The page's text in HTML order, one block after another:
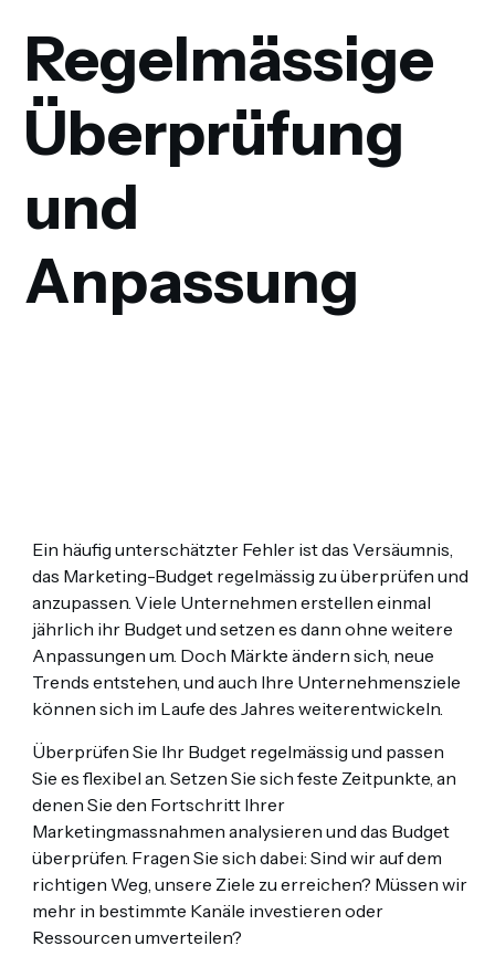
Regelmässige
Überprüfung
und
Anpassung
Ein häufig unterschätzter Fehler ist das Versäumnis,
das Marketing-Budget regelmässig zu überprüfen und
anzupassen. Viele Unternehmen erstellen einmal
jährlich ihr Budget und setzen es dann ohne weitere
Anpassungen um. Doch Märkte ändern sich, neue
Trends entstehen, und auch Ihre Unternehmensziele
können sich im Laufe des Jahres weiterentwickeln.
Überprüfen Sie Ihr Budget regelmässig und passen
Sie es flexibel an. Setzen Sie sich feste Zeitpunkte, an
denen Sie den Fortschritt Ihrer
Marketingmassnahmen analysieren und das Budget
überprüfen. Fragen Sie sich dabei: Sind wir auf dem
richtigen Weg, unsere Ziele zu erreichen? Müssen wir
mehr in bestimmte Kanäle investieren oder
Ressourcen umverteilen?